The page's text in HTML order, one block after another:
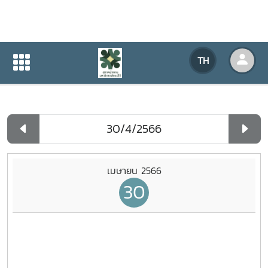
TH
ปฏิทินกิจกรรมของหน่วยงาน
ปฏิทินกิจกรรมของหน่วยงาน
เมษายน 2566
30